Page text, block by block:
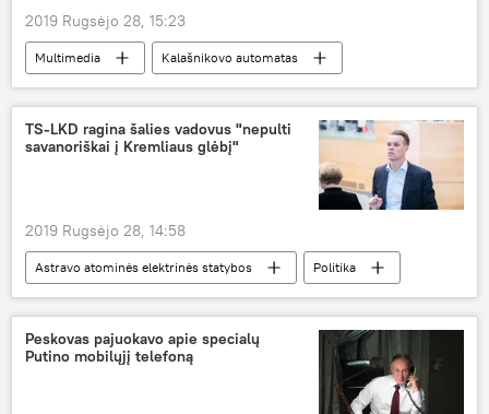
2019 Rugsėjo 28, 15:23
Multimedia
Kalašnikovo automatas
Rusija
bandymai
TS-LKD ragina šalies vadovus "nepulti
savanoriškai į Kremliaus glėbį"
2019 Rugsėjo 28, 14:58
Astravo atominės elektrinės statybos
Politika
Tėvynės sąjunga-Lietuvos krikščionys demokratai (TS-LKD)
Astravo AE
Linas Linkevičius
Baltarusija
Peskovas pajuokavo apie specialų
Putino mobilųjį telefoną